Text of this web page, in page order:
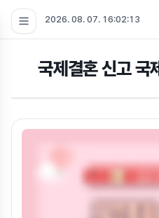
2026. 08. 07. 16:02:13
국제결혼 신고 국